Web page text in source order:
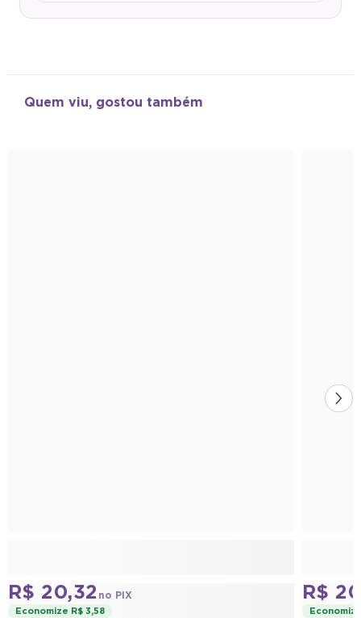
Quem viu, gostou também
R$ 20,32 no PIX
Economize R$ 3,58
R$